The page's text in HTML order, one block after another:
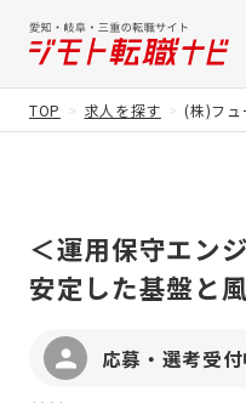
TOP 求人を探す (株)フュ
＜運用保守エン
安定した基盤と
応募・選考受付